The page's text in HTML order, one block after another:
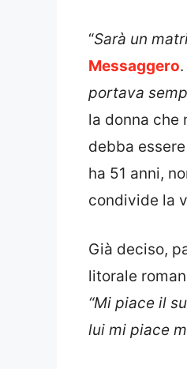
“Sarà un
Messaggero.
portava
la donna che
debba
ha 51 anni,
condivide la
Già deciso,
litorale
“Mi piace il
lui mi piace